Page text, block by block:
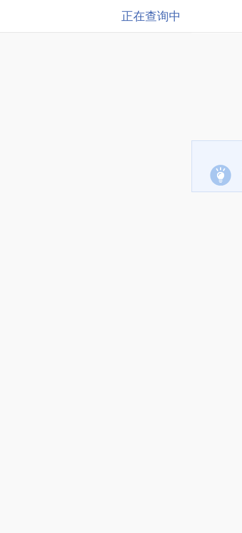
正在查询中